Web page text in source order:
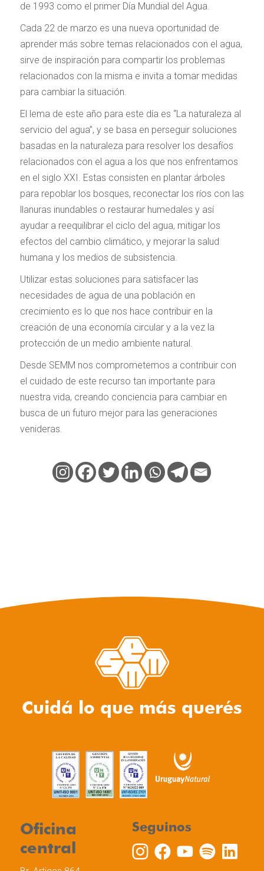
de 1993 como el primer Día Mundial del Agua.
Cada 22 de marzo es una nueva oportunidad de
aprender más sobre temas relacionados con el agua,
sirve de inspiración para compartir los problemas
relacionados con la misma e invita a tomar medidas
para cambiar la situación.
El lema de este año para este día es “La naturaleza al
servicio del agua”, y se basa en perseguir soluciones
basadas en la naturaleza para resolver los desafíos
relacionados con el agua a los que nos enfrentamos
en el siglo XXI. Estas consisten en plantar árboles
para repoblar los bosques, reconectar los ríos con las
llanuras inundables o restaurar humedales y así
ayudar a reequilibrar el ciclo del agua, mitigar los
efectos del cambio climático, y mejorar la salud
humana y los medios de subsistencia.
Utilizar estas soluciones para satisfacer las
necesidades de agua de una población en
crecimiento es lo que nos hace contribuir en la
creación de una economía circular y a la vez la
protección de un medio ambiente natural.
Desde SEMM nos comprometemos a contribuir con
el cuidado de este recurso tan importante para
nuestra vida, creando conciencia para cambiar en
busca de un futuro mejor para las generaciones
venideras.
Cuidá lo que más querés
Oficina
central
Seguinos